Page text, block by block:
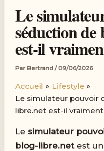
Le
séduction
est-il
Par Bertrand/ 09/06/2026
Accueil
Lifestyle
Le simulateur pouvoir
libre.net est-il
Lesimulateur
blog-libre.netest